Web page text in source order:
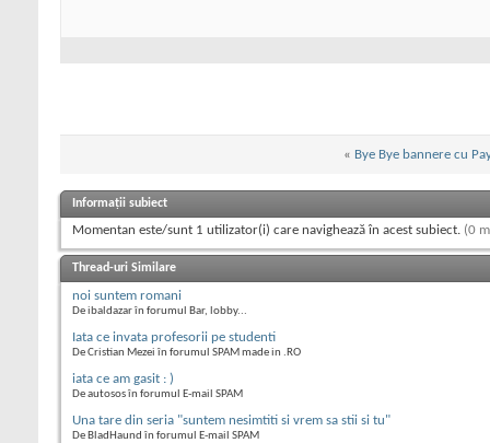
« Bye Bye bannere cu
Informații subiect
Momentan este/sunt 1 utilizator(i) care navighează în acest subiect. (0
Thread-uri Similare
noi suntem romani
De ibaldazar în forumul Bar, lobby...
Iata ce invata profesorii pe studenti
De Cristian Mezei în forumul SPAM made in .RO
iata ce am gasit : )
De autosos în forumul E-mail SPAM
Una tare din seria "suntem nesimtiti si vrem sa stii si tu"
De BladHaund în forumul E-mail SPAM